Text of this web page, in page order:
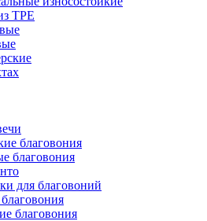
TPE
благовония
благовония
для благовоний
благовония